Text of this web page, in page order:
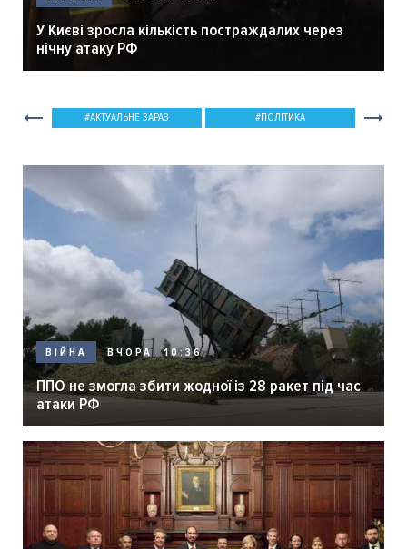
У Києві зросла кількість постраждалих через
нічну атаку РФ
АКТУАЛЬНЕ ЗАРАЗ ПОЛІТИКА
ВІЙНА ВЧОРА, 10:36
ППО не змогла збити жодної із 28 ракет під час
атаки РФ